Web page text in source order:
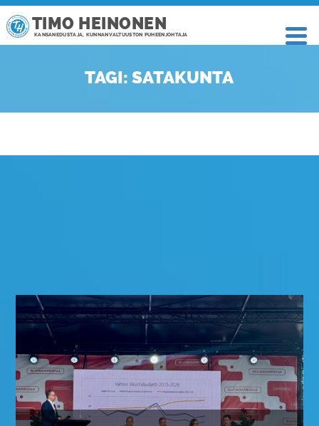
TIMO HEINONEN
KANSANEDUSTAJA, KUNNANVALTUUSTON PUHEENJOHTAJA
TAGI: SATAKUNTA